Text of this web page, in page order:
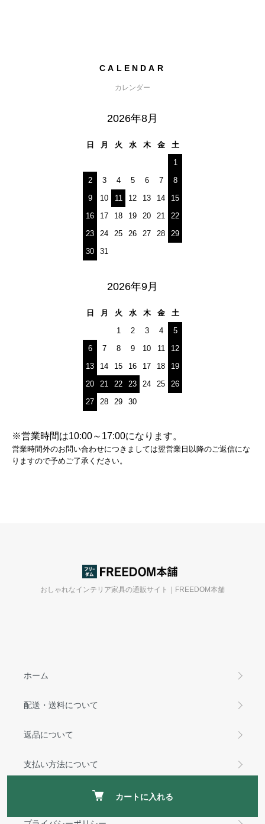
カートに入れる
CALENDAR
カレンダー
2026年8月
日 月 火 水 木 金
土
1
2
3 4 5 6 7
8
9
10 11 12 13 14
15
16
17 18 19 20 21
22
23
24 25 26 27 28
29
30
31
2026年9月
日 月 火 水 木 金
土
1
2 3 4
5
6
7 8 9 10 11
12
13
14 15 16 17 18
19
20
21 22 23 24 25
26
27
28 29 30
※営業時間は10:00～17:00になります。
営業時間外のお問い合わせにつきましては翌営業日以降のご返信にな
りますので予めご了承ください。
おしゃれなインテリア家具の通販サイト｜FREEDOM本舗
ホーム
配送・送料について
返品について
支払い方法について
特定商取引法に基づく表記